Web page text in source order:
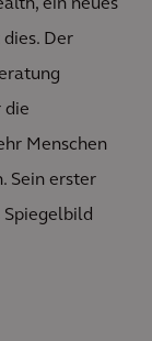
ein neues
Der
die
Menschen
Sein erster
Spiegelbild